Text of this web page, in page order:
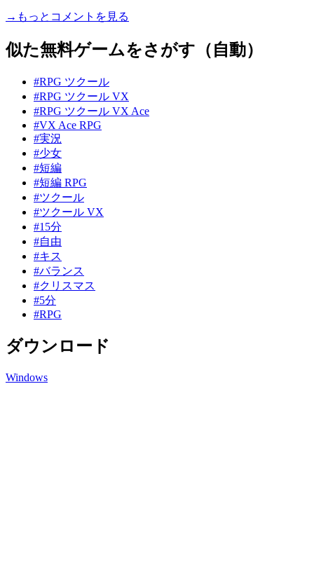
→もっとコメントを見る
似た無料ゲームをさがす（自動）
#RPG ツクール
#RPG ツクール VX
#RPG ツクール VX Ace
#VX Ace RPG
#実況
#少女
#短編
#短編 RPG
#ツクール
#ツクール VX
#15分
#自由
#キス
#バランス
#クリスマス
#5分
#RPG
ダウンロード
Windows